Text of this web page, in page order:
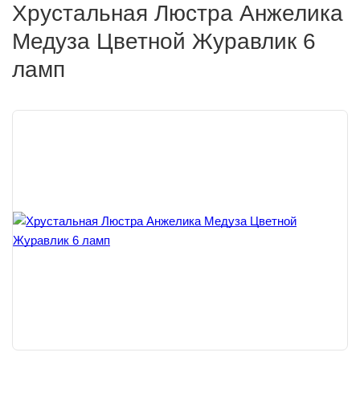
Хрустальная Люстра Анжелика
Медуза Цветной Журавлик 6
ламп